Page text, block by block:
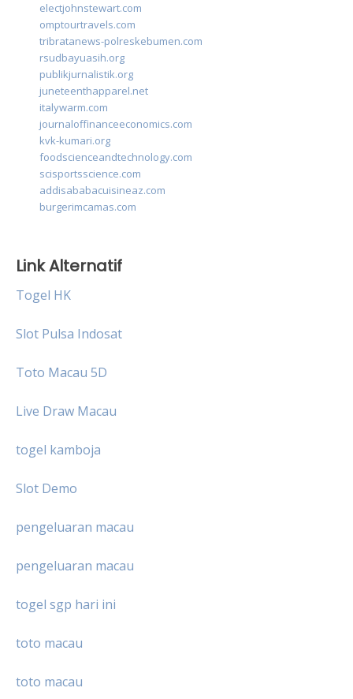
electjohnstewart.com
omptourtravels.com
tribratanews-polreskebumen.com
rsudbayuasih.org
publikjurnalistik.org
juneteenthapparel.net
italywarm.com
journaloffinanceeconomics.com
kvk-kumari.org
foodscienceandtechnology.com
scisportsscience.com
addisababacuisineaz.com
burgerimcamas.com
Link Alternatif
Togel HK
Slot Pulsa Indosat
Toto Macau 5D
Live Draw Macau
togel kamboja
Slot Demo
pengeluaran macau
pengeluaran macau
togel sgp hari ini
toto macau
toto macau